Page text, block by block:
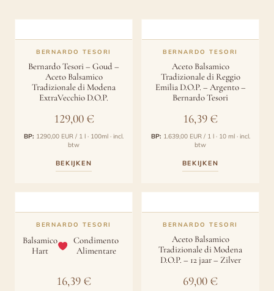
BERNARDO TESORI
Bernardo Tesori – Goud –
Aceto Balsamico
Tradizionale di Modena
ExtraVecchio D.O.P.
129,00 €
BP: 1290,00 EUR / 1 l · 100ml · incl.
btw
BEKIJKEN
BERNARDO TESORI
Aceto Balsamico
Tradizionale di Reggio
Emilia D.O.P. – Argento –
Bernardo Tesori
16,39 €
BP: 1.639,00 EUR / 1 l · 10 ml · incl.
btw
BEKIJKEN
BERNARDO TESORI
Balsamico
Hart
Condimento
Alimentare
16,39 €
BERNARDO TESORI
Aceto Balsamico
Tradizionale di Modena
D.O.P. – 12 jaar – Zilver
69,00 €